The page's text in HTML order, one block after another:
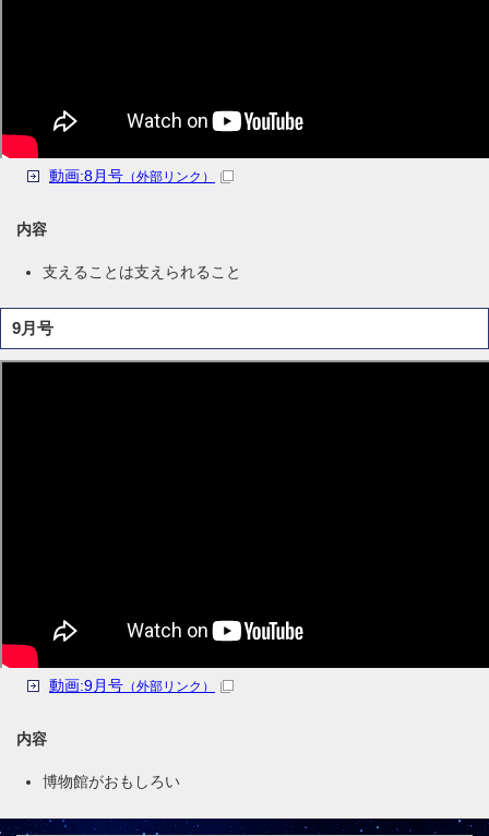
動画:8月号 （外部リンク）
内容
支えることは支えられること
9月号
動画:9月号 （外部リンク）
内容
博物館がおもしろい